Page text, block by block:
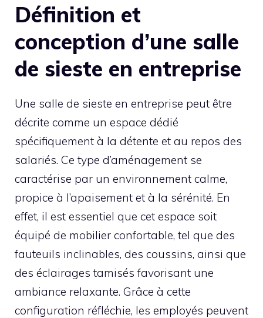
Définition et
conception d’une salle
de sieste en entreprise
Une salle de sieste en entreprise peut être
décrite comme un espace dédié
spécifiquement à la détente et au repos des
salariés. Ce type d’aménagement se
caractérise par un environnement calme,
propice à l’apaisement et à la sérénité. En
effet, il est essentiel que cet espace soit
équipé de mobilier confortable, tel que des
fauteuils inclinables, des coussins, ainsi que
des éclairages tamisés favorisant une
ambiance relaxante. Grâce à cette
configuration réfléchie, les employés peuvent